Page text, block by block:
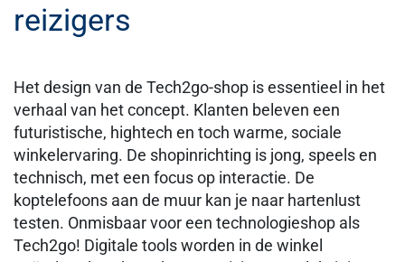
reizigers
Het design van de Tech2go-shop is essentieel in het
verhaal van het concept. Klanten beleven een
futuristische, hightech en toch warme, sociale
winkelervaring. De shopinrichting is jong, speels en
technisch, met een focus op interactie. De
koptelefoons aan de muur kan je naar hartenlust
testen. Onmisbaar voor een technologieshop als
Tech2go! Digitale tools worden in de winkel